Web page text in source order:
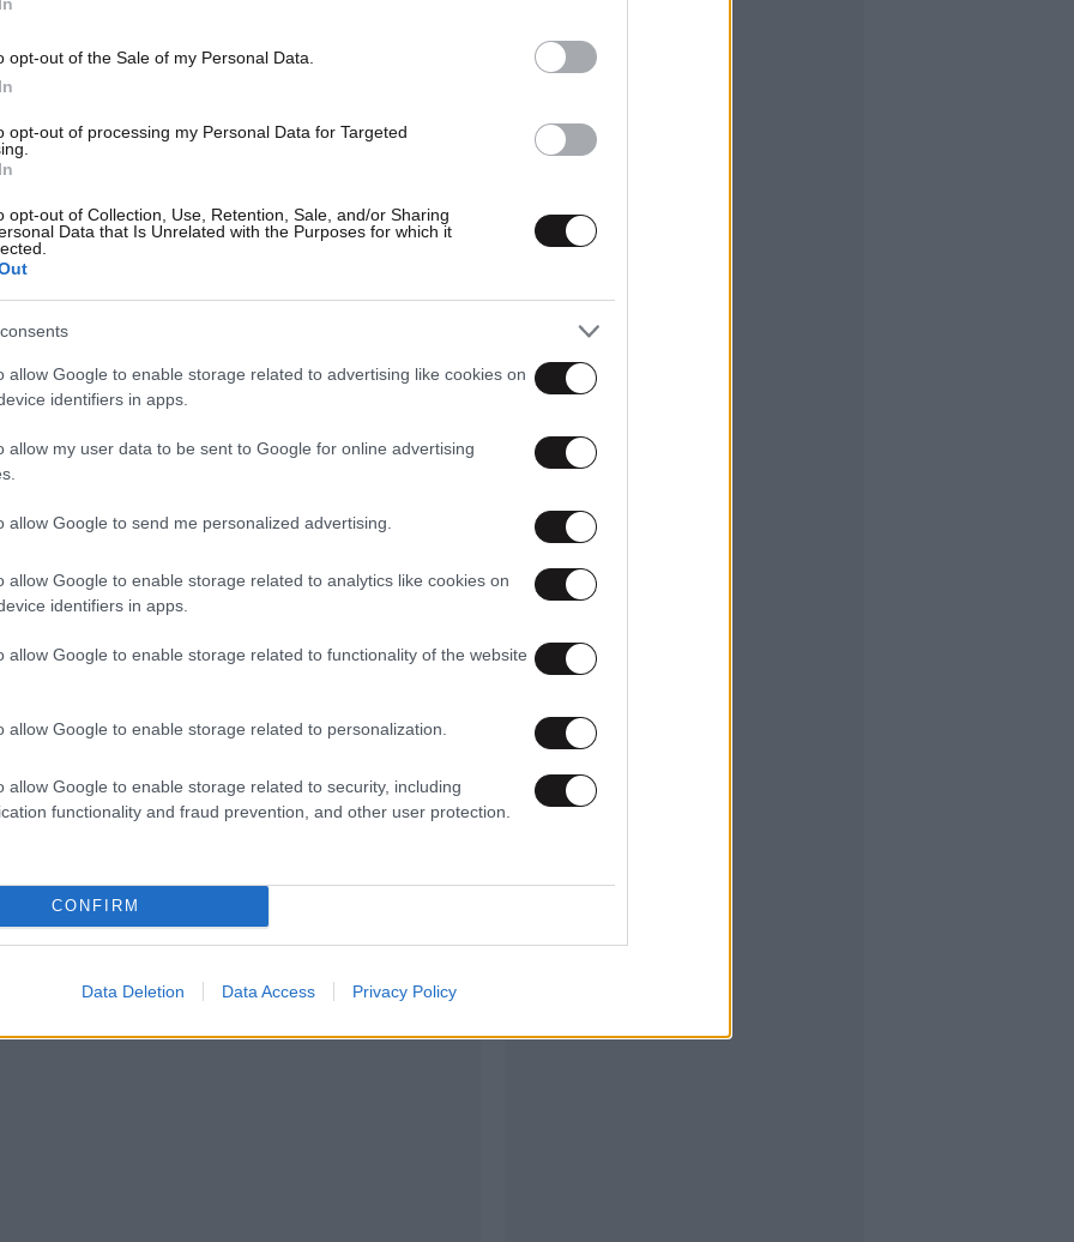
opt-out of the Sale of my Personal Data.
opt-out of processing my Personal Data for Targeted
opt-out of Collection, Use, Retention, Sale, and/or Sharing
Data that Is Unrelated with the Purposes for which it
allow Google to enable storage related to advertising like cookies on
identifiers in apps.
allow my user data to be sent to Google for online advertising
allow Google to send me personalized advertising.
allow Google to enable storage related to analytics like cookies on
identifiers in apps.
allow Google to enable storage related to functionality of the website
allow Google to enable storage related to personalization.
allow Google to enable storage related to security, including
functionality and fraud prevention, and other user protection.
CONFIRM
Data Deletion Data Access Privacy Policy
μολύνονται κάθε χρόνια με
ανθεκτικά στα κοινά αντιβιοτικά και άρα
και την πραγματική έναρξη της
επειγόντως να αυξηθεί η δέσμευση και
εξετάσεις και να χορηγείται σε κάθε
του ΠΟΥ σε θέματα ανθεκτικότητας
το 2004, οι θάνατοι από φυματίωση μεταξύ
HIV έχουν μειωθεί κατά το ένα τρίτο, στους
«σημαντικές πρόοδοι» και σώθηκαν 37
στον αγώνα κατά της φυματίωσης, αλλά η
περίοδο από το 1990 ως το 2013, τα κρούσματα
Οργανισμός είχε χαρακτηρίσει τη φυματίωση
τη δημόσια υγεία παγκοσμίως», ο ΠΟΥ
σημαντικές πρόοδοι» στις προσπάθειες για